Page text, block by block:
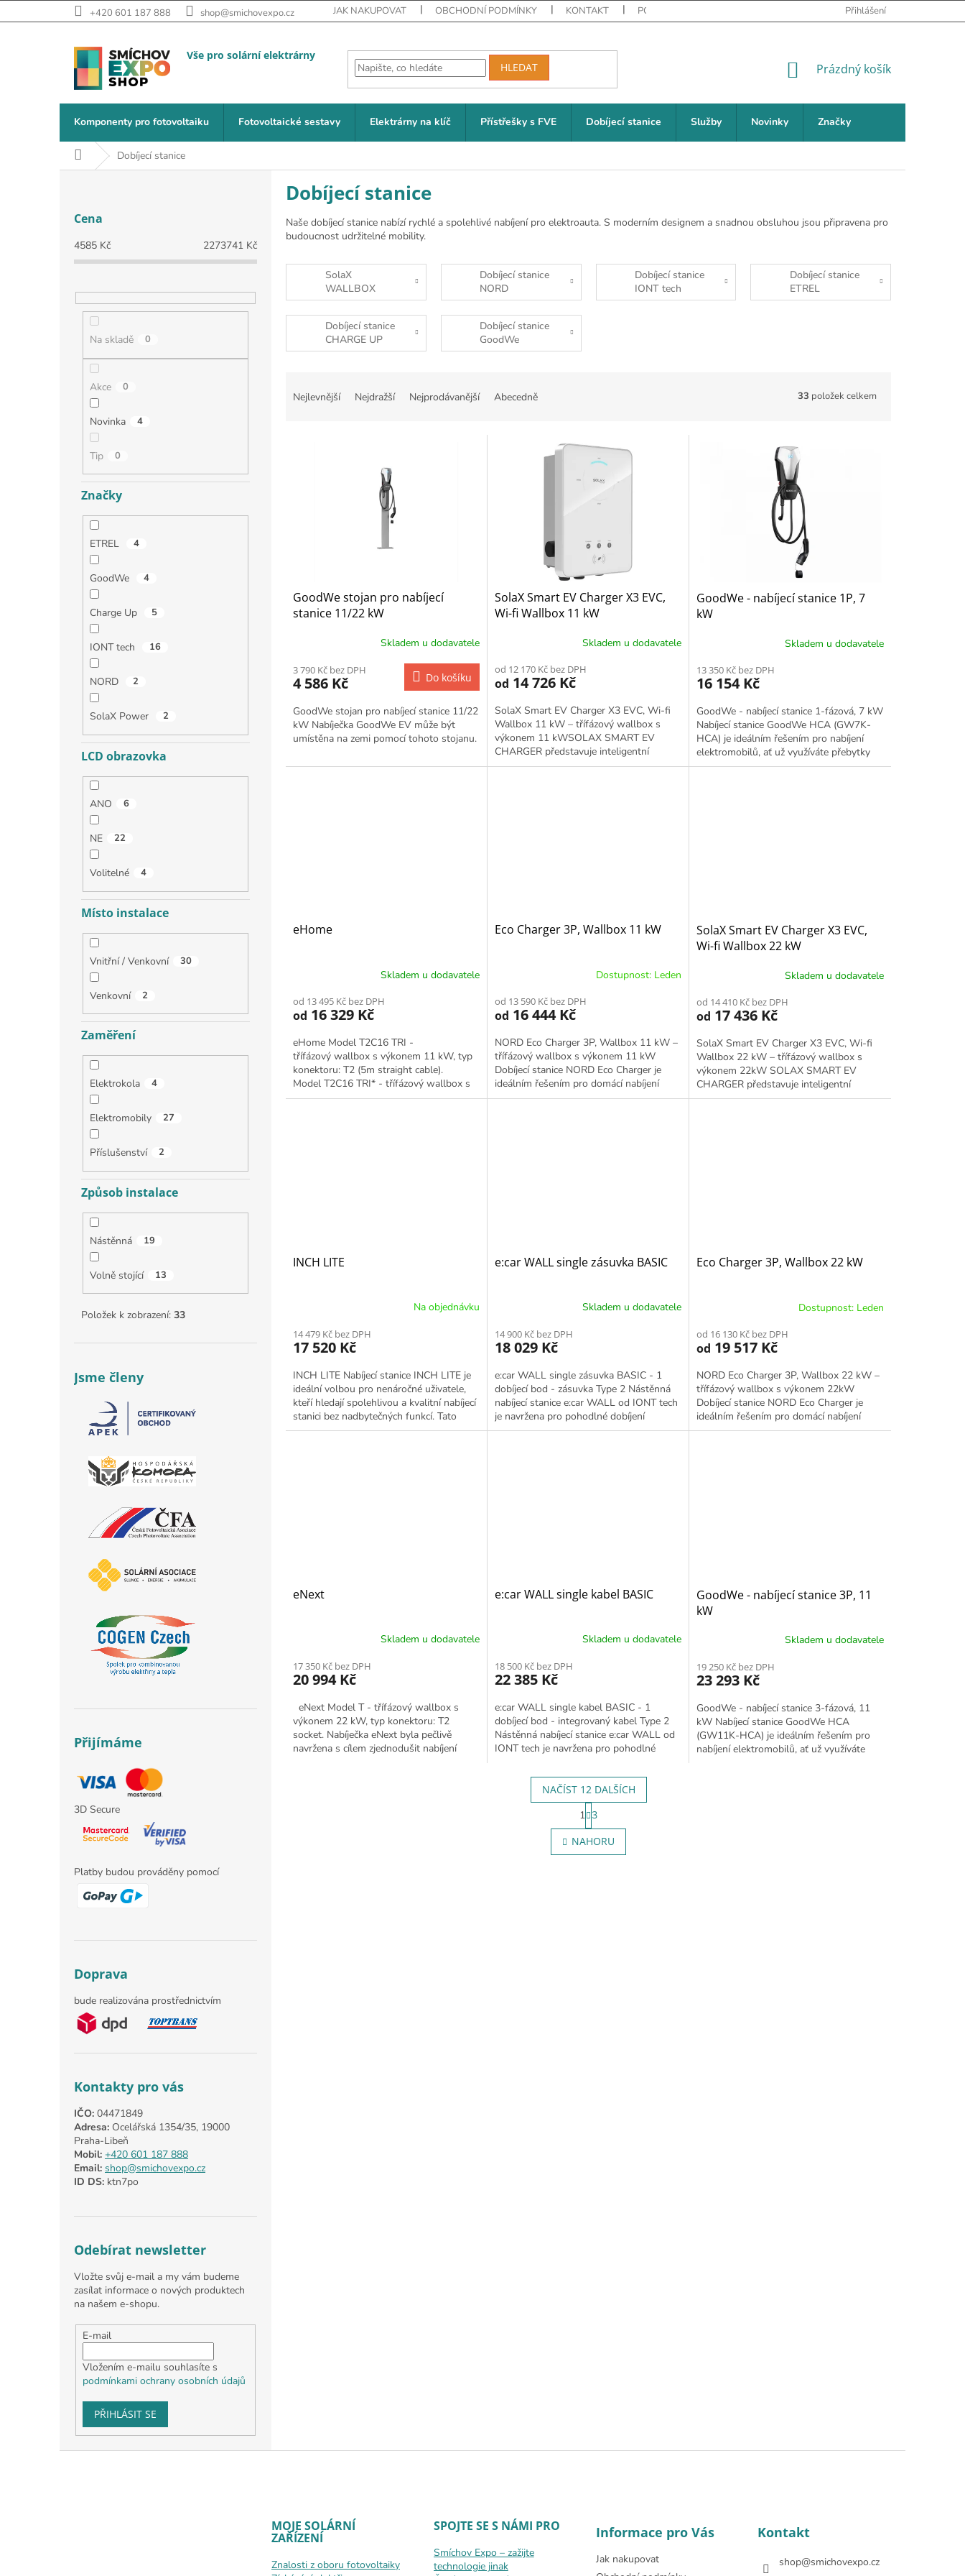
+420 601 187 888 shop@smichovexpo.cz JAK NAKUPOVAT OBCHODNÍ PODMÍNKY KONTAKT PODMÍNKY OCHRANY OSOBNÍCH ÚDAJŮ NEJČASTĚJŠÍ DOTAZY
Přihlášení
HLEDAT NÁKUPNÍ KOŠÍK
Prázdný košík
Komponenty pro fotovoltaiku Fotovoltaické sestavy Elektrárny na klíč Přístřešky s FVE Dobíjecí stanice Služby Novinky Značky
Domů Dobíjecí stanice
Cena
4585 Kč 2273741 Kč
Na skladě 0
Akce 0
Novinka 4
Tip 0
Značky
ETREL 4
GoodWe 4
Charge Up 5
IONT tech 16
NORD 2
SolaX Power 2
LCD obrazovka
ANO 6
NE 22
Volitelné 4
Místo instalace
Vnitřní / Venkovní 30
Venkovní 2
Zaměření
Elektrokola 4
Elektromobily 27
Příslušenství 2
Způsob instalace
Nástěnná 19
Volně stojící 13
Položek k zobrazení: 33
Jsme členy
Přijímáme
3D Secure
Platby budou prováděny pomocí
Doprava
bude realizována prostřednictvím
Kontakty pro vás
IČO: 04471849
Adresa: Ocelářská 1354/35, 19000
Praha-Libeň
Mobil: +420 601 187 888
Email: shop@smichovexpo.cz
ID DS: ktn7po
Odebírat newsletter
Vložte svůj e-mail a my vám budeme
zasílat informace o nových produktech
na našem e-shopu.
E-mail
Vložením e-mailu souhlasíte s
podmínkami ochrany osobních údajů
PŘIHLÁSIT SE
Dobíjecí stanice
Naše dobíjecí stanice nabízí rychlé a spolehlivé nabíjení pro elektroauta. S moderním designem a snadnou obsluhou jsou připravena pro
budoucnost udržitelné mobility.
SolaX
WALLBOX
Dobíjecí stanice
NORD
Dobíjecí stanice
IONT tech
Dobíjecí stanice
ETREL
Dobíjecí stanice
CHARGE UP
Dobíjecí stanice
GoodWe
Nejlevnější Nejdražší Nejprodávanější Abecedně 33 položek celkem
GoodWe stojan pro nabíjecí
stanice 11/22 kW
Skladem u dodavatele
3 790 Kč bez DPH
4 586 Kč Do košíku
GoodWe stojan pro nabíjecí stanice 11/22
kW Nabíječka GoodWe EV může být
umístěna na zemi pomocí tohoto stojanu.
SolaX Smart EV Charger X3 EVC,
Wi-fi Wallbox 11 kW
Skladem u dodavatele
od 12 170 Kč bez DPH
od 14 726 Kč
SolaX Smart EV Charger X3 EVC, Wi-fi
Wallbox 11 kW – třífázový wallbox s
výkonem 11 kWSOLAX SMART EV
CHARGER představuje inteligentní
nabíjecí stanici pro elektromobily od...
GoodWe - nabíjecí stanice 1P, 7
kW
Skladem u dodavatele
13 350 Kč bez DPH
16 154 Kč
GoodWe - nabíjecí stanice 1-fázová, 7 kW
Nabíjecí stanice GoodWe HCA (GW7K-
HCA) je ideálním řešením pro nabíjení
elektromobilů, ať už využíváte přebytky
energie z fotovoltaické...
eHome
Skladem u dodavatele
od 13 495 Kč bez DPH
od 16 329 Kč
eHome Model T2C16 TRI -
třífázový wallbox s výkonem 11 kW, typ
konektoru: T2 (5m straight cable).
Model T2C16 TRI* - třífázový wallbox s
výkonem 11 kW, typ konektoru: T2...
Eco Charger 3P, Wallbox 11 kW
Dostupnost: Leden
od 13 590 Kč bez DPH
od 16 444 Kč
NORD Eco Charger 3P, Wallbox 11 kW –
třífázový wallbox s výkonem 11 kW
Dobíjecí stanice NORD Eco Charger je
ideálním řešením pro domácí nabíjení
elektromobilů s možností...
SolaX Smart EV Charger X3 EVC,
Wi-fi Wallbox 22 kW
Skladem u dodavatele
od 14 410 Kč bez DPH
od 17 436 Kč
SolaX Smart EV Charger X3 EVC, Wi-fi
Wallbox 22 kW – třífázový wallbox s
výkonem 22kW SOLAX SMART EV
CHARGER představuje inteligentní
nabíjecí stanici pro elektromobily od...
INCH LITE
Na objednávku
14 479 Kč bez DPH
17 520 Kč
INCH LITE Nabíjecí stanice INCH LITE je
ideální volbou pro nenáročné uživatele,
kteří hledají spolehlivou a kvalitní nabíjecí
stanici bez nadbytečných funkcí. Tato
nabíjecí...
e:car WALL single zásuvka BASIC
Skladem u dodavatele
14 900 Kč bez DPH
18 029 Kč
e:car WALL single zásuvka BASIC - 1
dobíjecí bod - zásuvka Type 2 Nástěnná
nabíjecí stanice e:car WALL od IONT tech
je navržena pro pohodlné dobíjení
bateriových a plug-in...
Eco Charger 3P, Wallbox 22 kW
Dostupnost: Leden
od 16 130 Kč bez DPH
od 19 517 Kč
NORD Eco Charger 3P, Wallbox 22 kW –
třífázový wallbox s výkonem 22kW
Dobíjecí stanice NORD Eco Charger je
ideálním řešením pro domácí nabíjení
elektromobilů s možností využití...
eNext
Skladem u dodavatele
17 350 Kč bez DPH
20 994 Kč
eNext Model T - třífázový wallbox s
výkonem 22 kW, typ konektoru: T2
socket. Nabíječka eNext byla pečlivě
navržena s cílem zjednodušit nabíjení
e:car WALL single kabel BASIC
Skladem u dodavatele
18 500 Kč bez DPH
22 385 Kč
e:car WALL single kabel BASIC - 1
dobíjecí bod - integrovaný kabel Type 2
Nástěnná nabíjecí stanice e:car WALL od
IONT tech je navržena pro pohodlné
GoodWe - nabíjecí stanice 3P, 11
kW
Skladem u dodavatele
19 250 Kč bez DPH
23 293 Kč
GoodWe - nabíjecí stanice 3-fázová, 11
kW Nabíjecí stanice GoodWe HCA
(GW11K-HCA) je ideálním řešením pro
nabíjení elektromobilů, ať už využíváte
Ovládací prvky výpisu
NAČÍST 12 DALŠÍCH
Stránkování
1 3
NAHORU
MOJE SOLÁRNÍ
ZAŘÍZENÍ
Znalosti z oboru fotovoltaiky
SPOJTE SE S NÁMI PRO
Smíchov Expo – zažijte
technologie jinak
Informace pro Vás
Jak nakupovat
Kontakt
shop@smichovexpo.cz